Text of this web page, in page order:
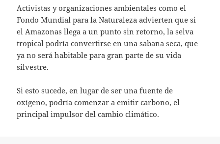
Activistas y organizaciones ambientales como el
Fondo Mundial para la Naturaleza advierten que si
el Amazonas llega a un punto sin retorno, la selva
tropical podría convertirse en una sabana seca, que
ya no será habitable para gran parte de su vida
silvestre.
Si esto sucede, en lugar de ser una fuente de
oxígeno, podría comenzar a emitir carbono, el
principal impulsor del cambio climático.